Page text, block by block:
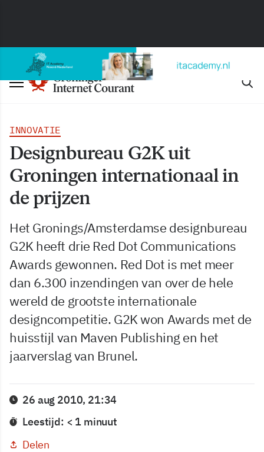
INNOVATIE
Designbureau G2K uit
Groningen internationaal in
de prijzen
Het Gronings/Amsterdamse designbureau
G2K heeft drie Red Dot Communications
Awards gewonnen. Red Dot is met meer
dan 6.300 inzendingen van over de hele
wereld de grootste internationale
designcompetitie. G2K won Awards met de
huisstijl van Maven Publishing en het
jaarverslag van Brunel.
26 aug 2010, 21:34
Leestijd: < 1 minuut
Delen